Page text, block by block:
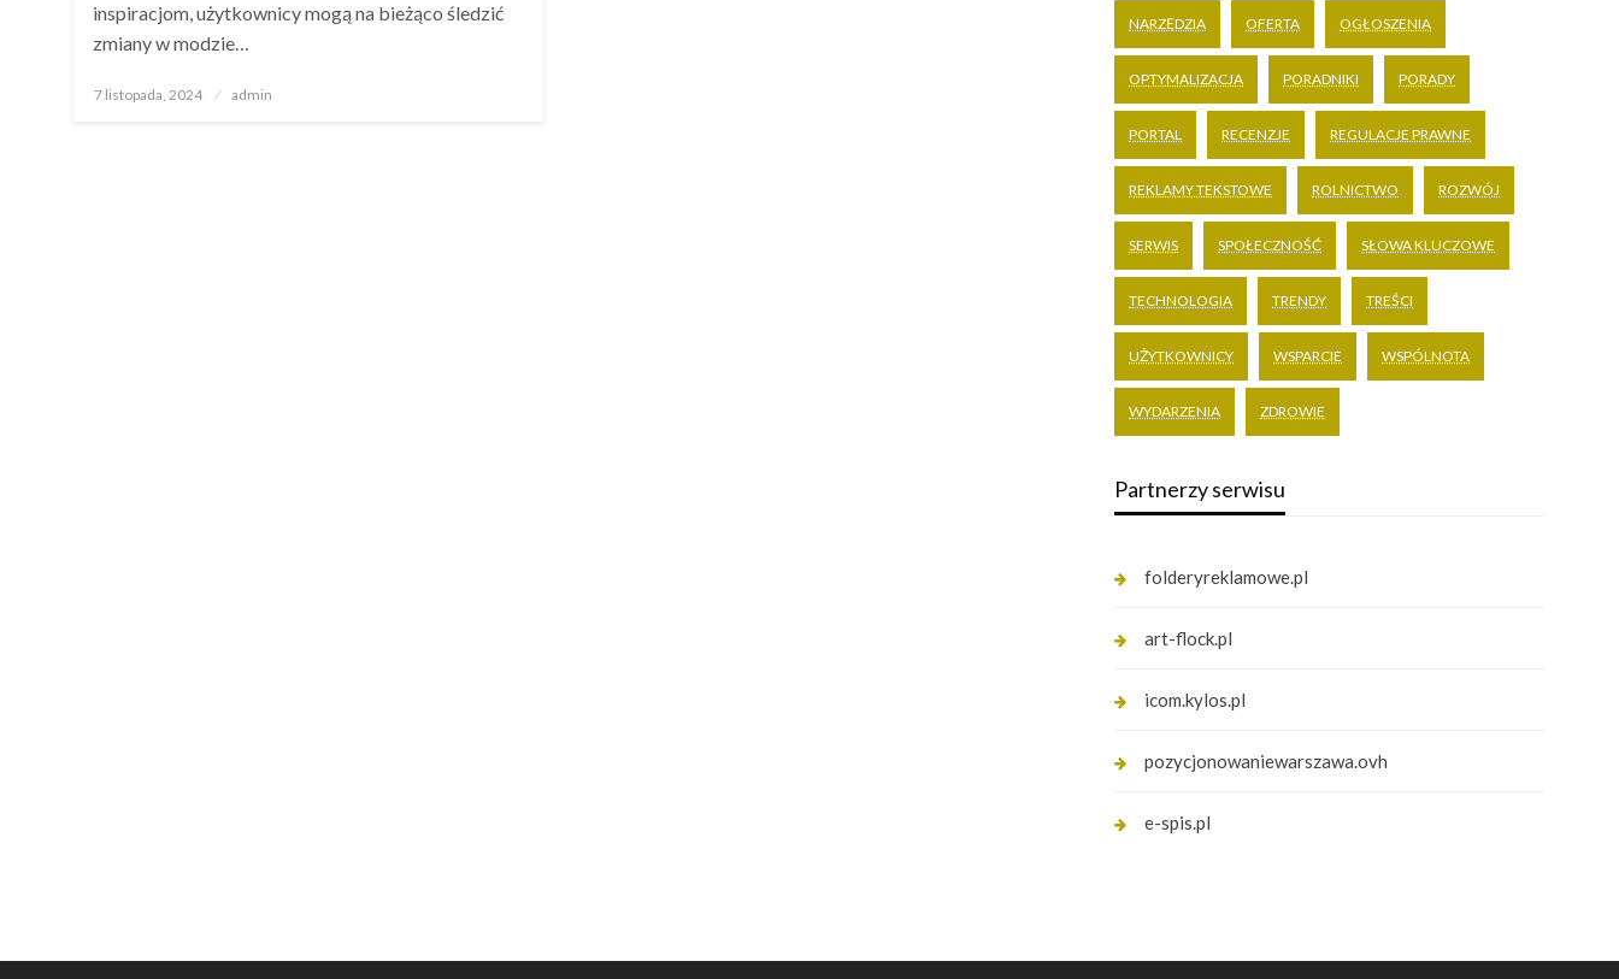
inspiracjom, użytkownicy mogą na bieżąco śledzić
zmiany w modzie…
Opublikowane
7 listopada, 2024 admin
NARZĘDZIA OFERTA OGŁOSZENIA
OPTYMALIZACJA PORADNIKI PORADY
PORTAL RECENZJE REGULACJE PRAWNE
REKLAMY TEKSTOWE ROLNICTWO ROZWÓJ
SERWIS SPOŁECZNOŚĆ SŁOWA KLUCZOWE
TECHNOLOGIA TRENDY TREŚCI
UŻYTKOWNICY WSPARCIE WSPÓLNOTA
WYDARZENIA ZDROWIE
Partnerzy serwisu
folderyreklamowe.pl
art-flock.pl
icom.kylos.pl
pozycjonowaniewarszawa.ovh
e-spis.pl